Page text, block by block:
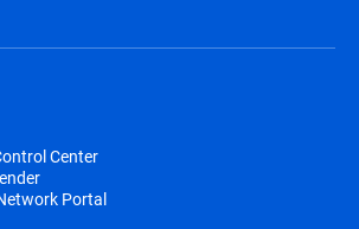
Center
Portal